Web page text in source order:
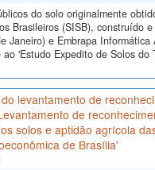
do solo originalmente
Brasileiros (SISB), construído
Janeiro) e Embrapa Informática
'Estudo Expedito de Solos do
levantamento de
de
solos e aptidão agrícola
de Brasília'